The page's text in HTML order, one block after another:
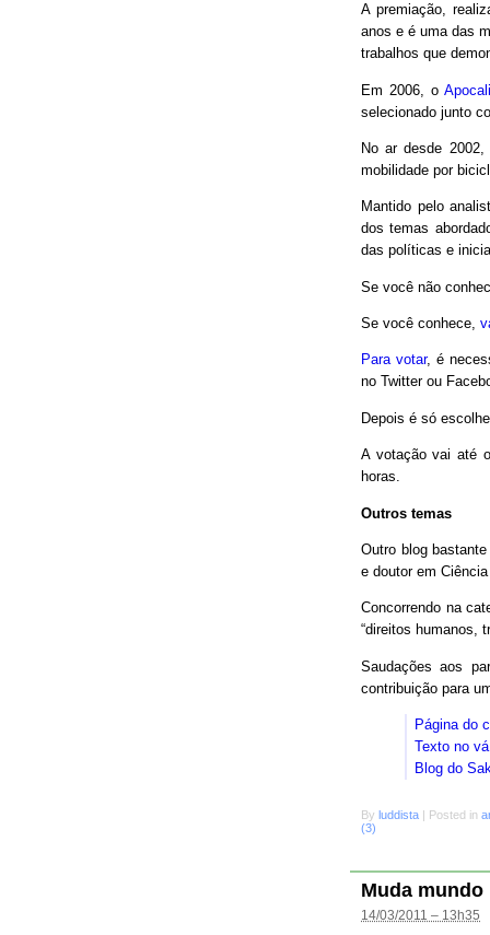
A premiação,
anos e é uma das
trabalhos que
Em 2006, o
selecionado junto
No ar desde
mobilidade por
Mantido pelo
dos temas
das políticas e
Se você não
Se você conhece,
Para votar, é
no Twitter ou
Depois é só
A votação vai até
horas.
Outros temas
Outro blog
e doutor em
Concorrendo na
“direitos humanos,
Saudações aos
contribuição para
Página do
Texto no
Blog do
By luddista Posted in
(3)
Muda mundo
14/03/2011 – 13h35